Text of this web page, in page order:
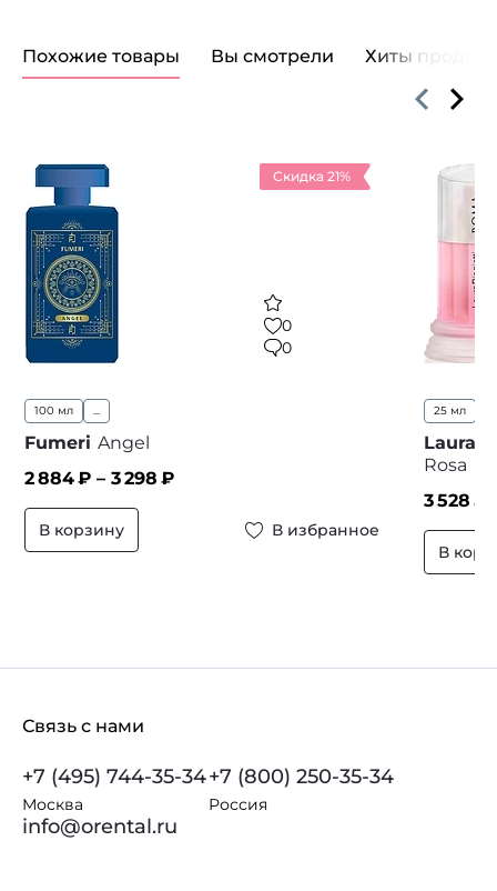
Похожие товары Вы смотрели Хиты продаж
Скидка 21%
0
0
100 мл ...
Fumeri Angel
2 884₽ – 3 298 ₽
В корзину В избранное
25 мл
Laura
Rosa
3 528 ₽
В
Связь с нами
+7 (495) 744-35-34
Москва
+7 (800) 250-35-34
Россия
info@orental.ru